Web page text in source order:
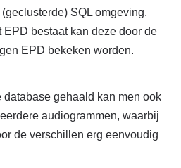
SQL omgeving.
EPD bestaat kan deze door de
EPD bekeken worden.
database gehaald kan men ook
audiogrammen, waarbij
de verschillen erg eenvoudig